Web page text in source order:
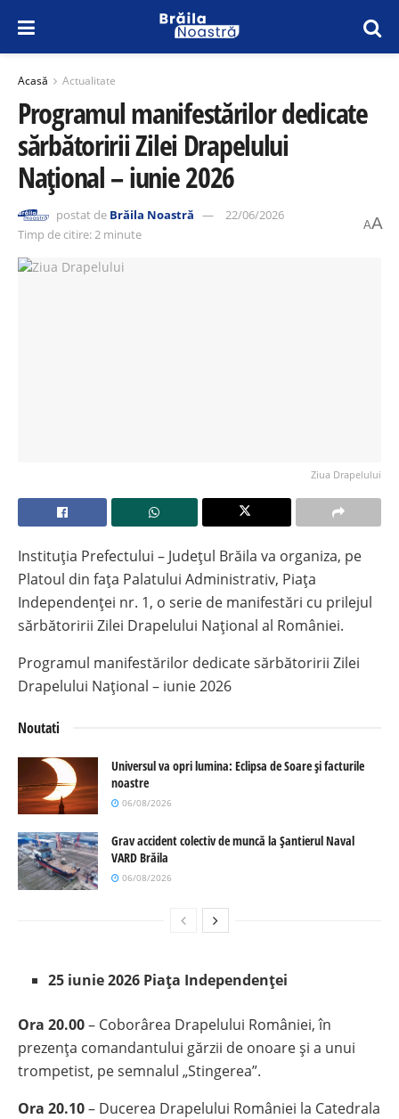
Acasă Actualitate
Programul manifestărilor dedicate
sărbătoririi Zilei Drapelului
Național – iunie 2026
postat de Brăila Noastră
22/06/2026
Timp de citire: 2 minute
AA
Ziua Drapelului
Instituția Prefectului – Județul Brăila va organiza, pe
Platoul din fața Palatului Administrativ, Piața
Independenței nr. 1, o serie de manifestări cu prilejul
sărbătoririi Zilei Drapelului Național al României.
Programul manifestărilor dedicate sărbătoririi Zilei
Drapelului Național – iunie 2026
Noutati
Universul va opri lumina: Eclipsa de Soare și facturile
noastre
06/08/2026
Grav accident colectiv de muncă la Șantierul Naval
VARD Brăila
06/08/2026
25 iunie 2026 Piaţa Independenţei
Ora 20.00– Coborârea Drapelului României, în
prezenţa comandantului gărzii de onoare şi a unui
trompetist, pe semnalul „Stingerea”.
Ora 20.10– Ducerea Drapelului României la Catedrala